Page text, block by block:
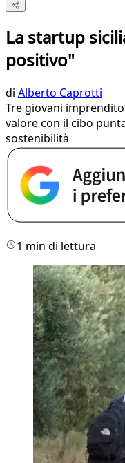
La startup
positivo"
di Alberto Caprotti
Tre giovani
valore con il cibo
sostenibilità
1 min di lettura